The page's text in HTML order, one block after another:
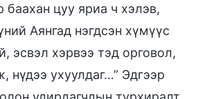
баахан цуу яриа ч хэлэв,
Аянгад нэгдсэн хүмүүс
эсвэл хэрвээ тэд орговол,
нүдээ ухуулдаг…” Эдгээр